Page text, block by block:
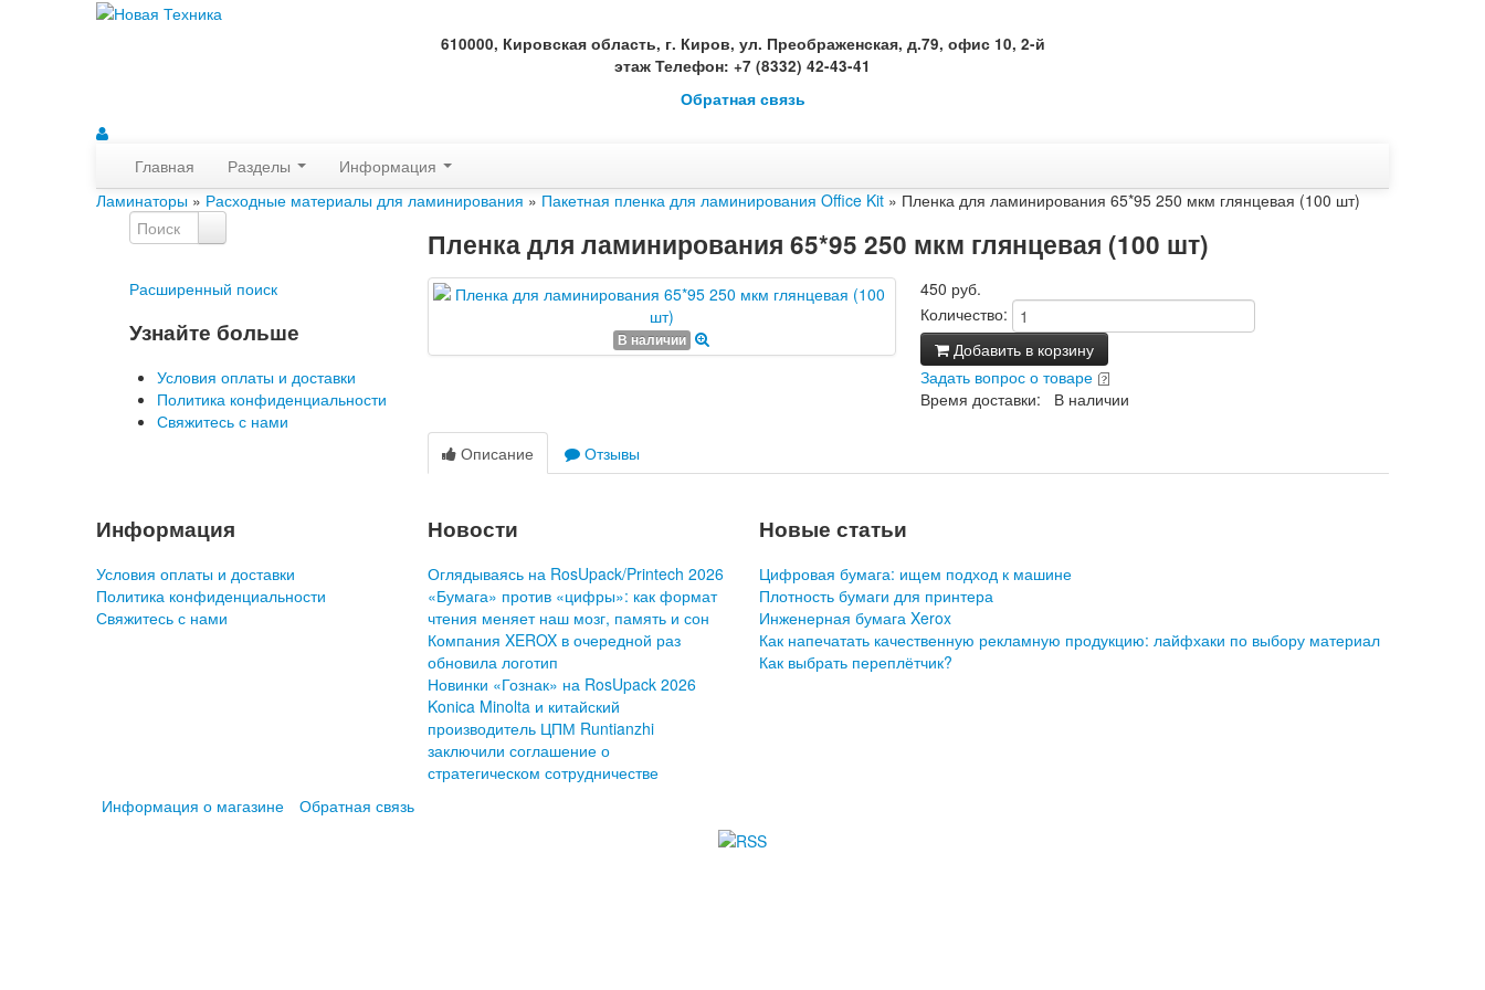
610000, Кировская область, г. Киров, ул. Преображенская, д.79, офис 10, 2-й
этаж Телефон: +7 (8332) 42-43-41
Обратная связь
Главная Разделы
Информация
Ламинаторы » Расходные материалы для ламинирования » Пакетная пленка для ламинирования Office Kit » Пленка для ламинирования 65*95 250 мкм глянцевая (100 шт)
Пленка для ламинирования 65*95 250 мкм глянцевая (100 шт)
В наличии
450 руб.
Количество:
Добавить в корзину
Задать вопрос о товаре
Время доставки: В наличии
Описание Отзывы
Расширенный поиск
Узнайте больше
Условия оплаты и доставки
Политика конфиденциальности
Свяжитесь с нами
Информация
Условия оплаты и доставки
Политика конфиденциальности
Свяжитесь с нами
Новости
Оглядываясь на RosUpack/Printech 2026
«Бумага» против «цифры»: как формат
чтения меняет наш мозг, память и сон
Компания XEROX в очередной раз
обновила логотип
Новинки «Гознак» на RosUpack 2026
Konica Minolta и китайский
производитель ЦПМ Runtianzhi
заключили соглашение о
стратегическом сотрудничестве
Новые статьи
Цифровая бумага: ищем подход к машине
Плотность бумаги для принтера
Инженерная бумага Xerox
Как напечатать качественную рекламную продукцию: лайфхаки по выбору материал
Как выбрать переплётчик?
Информация о магазине Обратная связь